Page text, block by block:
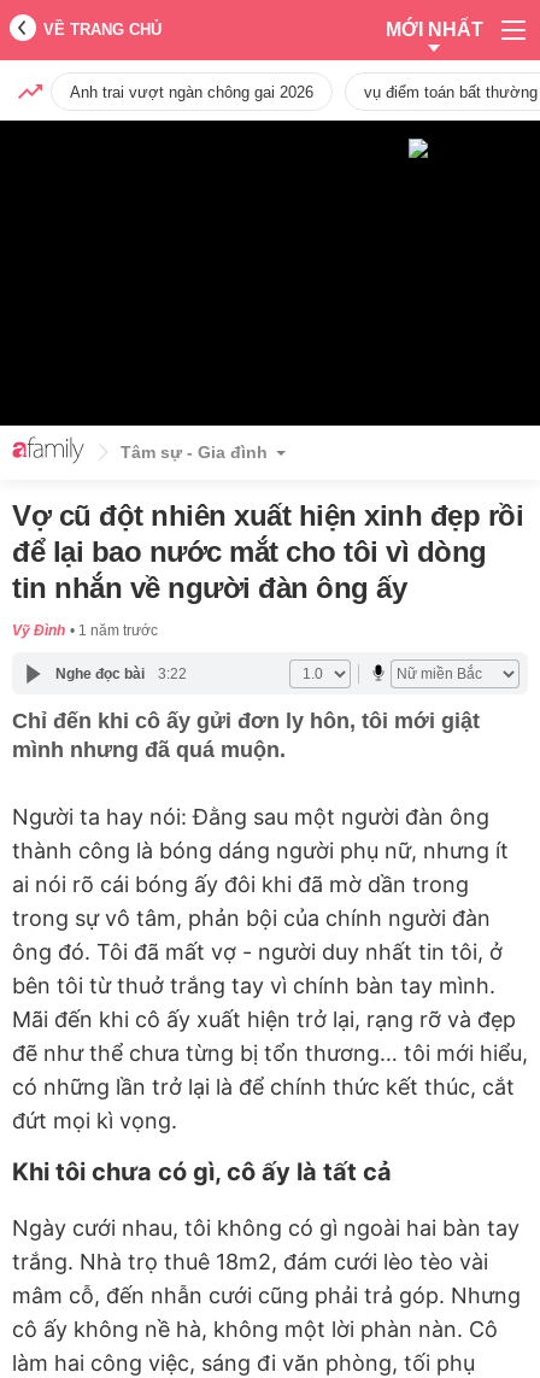
VỀ TRANG CHỦ MỚI NHẤT
Anh trai vượt ngàn chông gai 2026 vụ điểm toán bất
Tâm sự - Gia đình
Vợ cũ đột nhiên xuất hiện xinh đẹp rồi
để lại bao nước mắt cho tôi vì dòng
tin nhắn về người đàn ông ấy
Vỹ Đình 1 năm trước
Nghe đọc bài 3:22
Chỉ đến khi cô ấy gửi đơn ly hôn, tôi mới giật
mình nhưng đã quá muộn.
Người ta hay nói: Đằng sau một người đàn ông
thành công là bóng dáng người phụ nữ, nhưng ít
ai nói rõ cái bóng ấy đôi khi đã mờ dần trong
trong sự vô tâm, phản bội của chính người đàn
ông đó. Tôi đã mất vợ - người duy nhất tin tôi, ở
bên tôi từ thuở trắng tay vì chính bàn tay mình.
Mãi đến khi cô ấy xuất hiện trở lại, rạng rỡ và đẹp
đẽ như thể chưa từng bị tổn thương… tôi mới hiểu,
có những lần trở lại là để chính thức kết thúc, cắt
đứt mọi kì vọng.
Khi tôi chưa có gì, cô ấy là tất cả
Ngày cưới nhau, tôi không có gì ngoài hai bàn tay
trắng. Nhà trọ thuê 18m2, đám cưới lèo tèo vài
mâm cỗ, đến nhẫn cưới cũng phải trả góp. Nhưng
cô ấy không nề hà, không một lời phàn nàn. Cô
làm hai công việc, sáng đi văn phòng, tối phụ